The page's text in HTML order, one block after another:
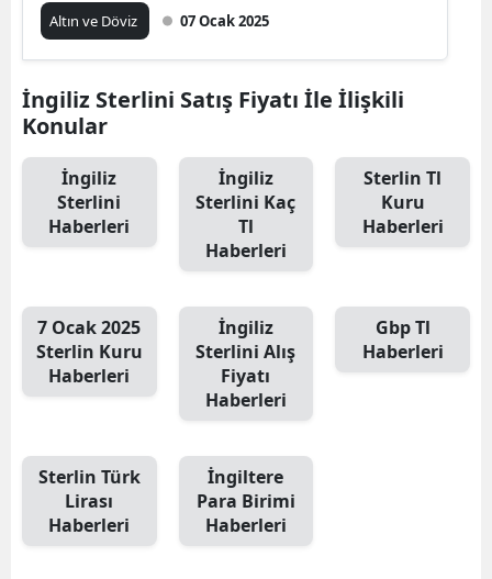
Altın ve Döviz 07 Ocak 2025
İngiliz Sterlini Satış Fiyatı İle İlişkili
Konular
İngiliz
Sterlini
Haberleri
İngiliz
Sterlini Kaç
Tl
Haberleri
Sterlin Tl
Kuru
Haberleri
7 Ocak 2025
Sterlin Kuru
Haberleri
İngiliz
Sterlini Alış
Fiyatı
Haberleri
Gbp Tl
Haberleri
Sterlin Türk
Lirası
Haberleri
İngiltere
Para Birimi
Haberleri